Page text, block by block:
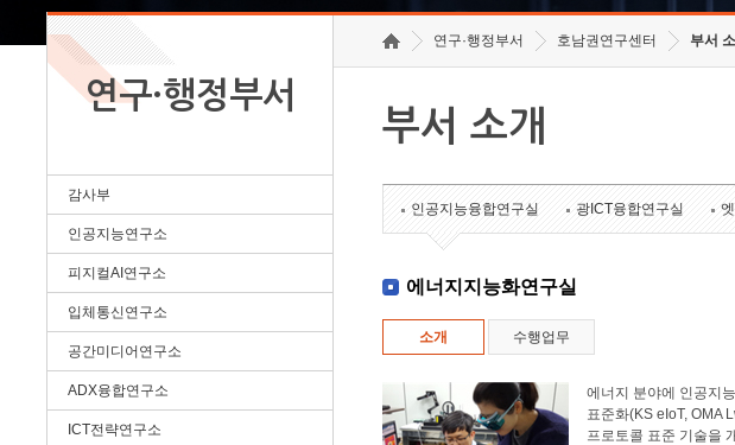
연구·행정부서
감사부
인공지능연구소
피지컬AI연구소
입체통신연구소
공간미디어연구소
ADX융합연구소
ICT전략연구소
연구·행정부서 호남권연구센터 부서
부서 소개
인공지능융합연구실 광ICT융합연구실
에너지지능화연구실
소개 수행업무
에너지 분야에 인공지
표준화(KS eIoT, OMA
프로토콜 표준 기술을